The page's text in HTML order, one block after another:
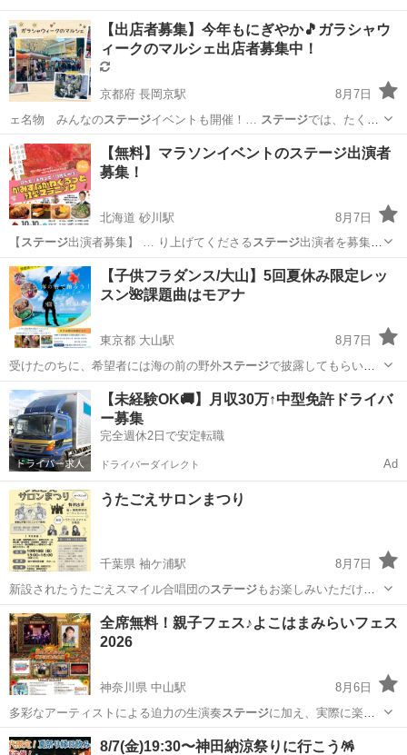
【出店者募集】今年もにぎやか🎵ガラシャウ
ィークのマルシェ出店者募集中！
京都府 長岡京駅
8月7日
ェ名物 みんなのステージイベントも開催！… ステージでは、たくさ
んの…
京都 長岡京市 長岡京駅 地域/お祭り
【無料】マラソンイベントのステージ出演者
募集！
北海道 砂川駅
8月7日
【 ステージ出演者募集】 … り上げてくださるステージ出演者を募集し
て… ます。 【ステージ】 3.5m四… 葉マラニックステージ出演要綱
…ステージ出演者 募集要項… 雨天決行ですが、ステージイベント
は...
北海道 空知郡 砂川駅 地域/お祭り ステージ
【子供フラダンス/大山】5回夏休み限定レッ
スン🌺課題曲はモアナ
東京都 大山駅
8月7日
受けたのちに、希望者には海の前の野外ステージで披露してもらいま
す！！ (追加料…
東京 板橋区 大山駅 ワークショップ フラ
【未経験OK🚚】月収30万↑中型免許ドライバ
ー募集
完全週休2日で安定転職
ドライバーダイレクト Ad
うたごえサロンまつり
千葉県 袖ケ浦駅
8月7日
新設されたうたごえスマイル合唱団のステージもお楽しみいただけま
す。 NP…
千葉 袖ケ浦市 袖ケ浦駅 コンサート/ショー うたごえ
全席無料！親子フェス♪よこはまみらいフェス
2026
神奈川県 中山駅
8月6日
多彩なアーティストによる迫力の生演奏 ステージに加え、実際に楽器
を演奏できる「キッ…
神奈川 横浜市 中山駅 コンサート/ショー フェス
8/7(金)19:30〜神田納涼祭りに行こう🪅